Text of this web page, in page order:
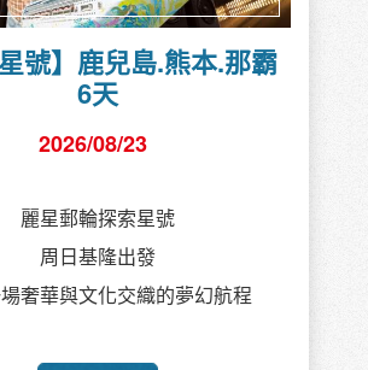
星號】鹿兒島.熊本.那霸
6天
2026/08/23
麗星郵輪探索星號
周日基隆出發
奢華與文化交織的夢幻航程